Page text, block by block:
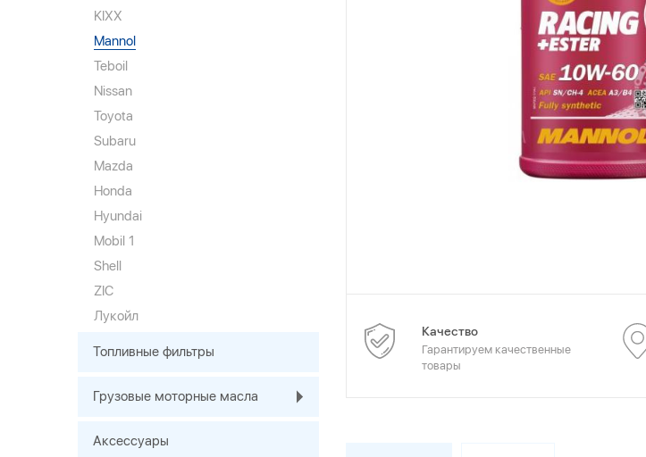
Качество
Гарантируем качественные
товары
KIXX
Mannol
Teboil
Nissan
Toyota
Subaru
Mazda
Honda
Hyundai
Mobil 1
Shell
ZIC
Лукойл
Топливные фильтры
Грузовые моторные масла
Аксессуары